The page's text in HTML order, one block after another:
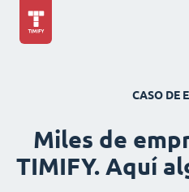
CASO DE
Miles de
TIMIFY. Aquí